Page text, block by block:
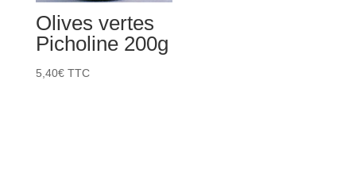
Olives vertes
Picholine 200g
5,40€ TTC